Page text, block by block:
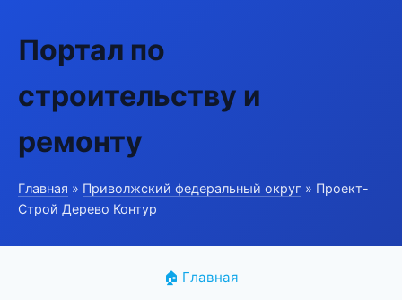
Портал по
строительству и
ремонту
Главная » Приволжский федеральный округ » Проект-
Строй Дерево Контур
🏠 Главная